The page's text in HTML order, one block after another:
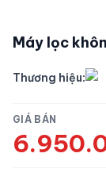
Máy lọc
Thương hiệu:
GIÁ BÁN